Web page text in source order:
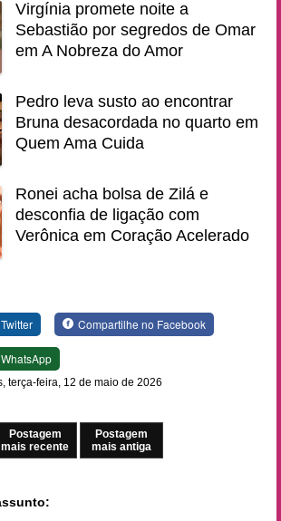
Virgínia promete noite a
Sebastião por segredos de Omar
em A Nobreza do Amor
Pedro leva susto ao encontrar
Bruna desacordada no quarto em
Quem Ama Cuida
Ronei acha bolsa de Zilá e
desconfia de ligação com
Verônica em Coração Acelerado
Compartilhe no Facebook
terça-feira, 12 de maio de 2026
Postagem
mais recente
Postagem
mais antiga